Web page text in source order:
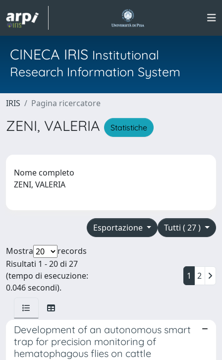
CINECA IRIS Institutional
Research Information System
IRIS Pagina ricercatore
ZENI, VALERIA Statistiche
Nome completo
ZENI, VALERIA
Tutti ( 27 )
Esportazione
Mostra
records
Risultati 1 - 20 di 27
(tempo di esecuzione:
0.046 secondi).
1 2
Development of an autonomous smart
trap for precision monitoring of
hematophagous flies on cattle